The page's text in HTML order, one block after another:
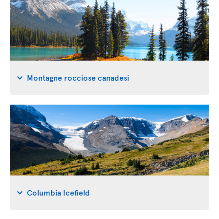
Montagne rocciose canadesi
Columbia Icefield